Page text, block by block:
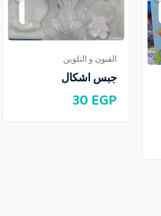
الفنون و التلوين
جبس اشكال
30 EGP